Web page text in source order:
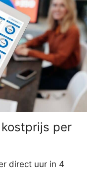
per
direct uur in 4